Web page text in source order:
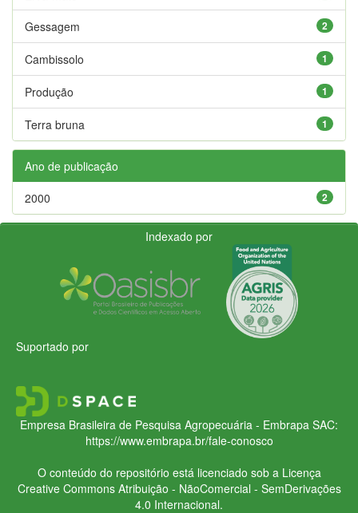
2
Gessagem
1
Cambissolo
1
Produção
1
Terra bruna
Ano de publicação
2
2000
Indexado por
Suportado por
Empresa Brasileira de Pesquisa Agropecuária - Embrapa SAC:
https://www.embrapa.br/fale-conosco
O conteúdo do repositório está licenciado sob a Licença
Creative CommonsAtribuição - NãoComercial - SemDerivações
4.0 Internacional.